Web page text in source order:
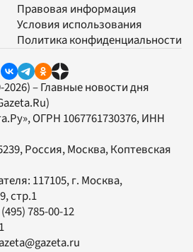
Правовая информация
Условия использования
Политика конфиденциальности
– Главные новости дня
, ОГРН 1067761730376, ИНН
Россия, Москва, Коптевская
117105, г. Москва,
стр.1
785-00-12